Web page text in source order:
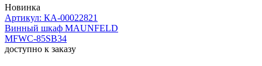
Новинка
Артикул: КА-00022821
Винный шкаф MAUNFELD
MFWC-85SB34
доступно к заказу